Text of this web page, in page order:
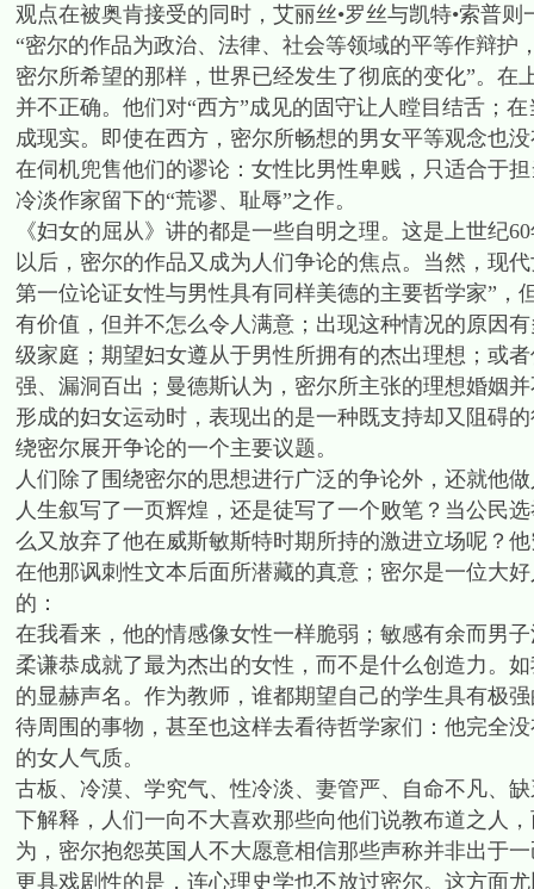
观点在被奥肯接受的同时，艾丽丝•罗丝与凯特•索普
“密尔的作品为政治、法律、社会等领域的平等作辩
密尔所希望的那样，世界已经发生了彻底的变化”。
并不正确。他们对“西方”成见的固守让人瞠目结舌；
成现实。即使在西方，密尔所畅想的男女平等观念也
在伺机兜售他们的谬论：女性比男性卑贱，只适合于
冷淡作家留下的“荒谬、耻辱”之作。
《妇女的屈从》讲的都是一些自明之理。这是上世纪
以后，密尔的作品又成为人们争论的焦点。当然，
第一位论证女性与男性具有同样美德的主要哲学家”
有价值，但并不怎么令人满意；出现这种情况的原因
级家庭；期望妇女遵从于男性所拥有的杰出理想；或
强、漏洞百出；曼德斯认为，密尔所主张的理想婚姻
形成的妇女运动时，表现出的是一种既支持却又阻碍
绕密尔展开争论的一个主要议题。
人们除了围绕密尔的思想进行广泛的争论外，还就他
人生叙写了一页辉煌，还是徒写了一个败笔？当公民
么又放弃了他在威斯敏斯特时期所持的激进立场呢？
在他那讽刺性文本后面所潜藏的真意；密尔是一位大
的：
在我看来，他的情感像女性一样脆弱；敏感有余而男
柔谦恭成就了最为杰出的女性，而不是什么创造力。
的显赫声名。作为教师，谁都期望自己的学生具有极
待周围的事物，甚至也这样去看待哲学家们：他完全
的女人气质。
古板、冷漠、学究气、性冷淡、妻管严、自命不凡、
下解释，人们一向不大喜欢那些向他们说教布道之人
为，密尔抱怨英国人不大愿意相信那些声称并非出于
更具戏剧性的是，连心理史学也不放过密尔。这方面